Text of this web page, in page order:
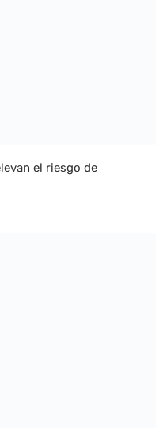
el riesgo de